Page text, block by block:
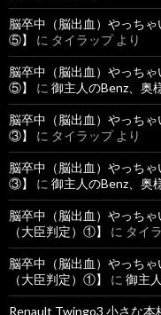
脳卒中（脳出血）やっち
⑤】
に タイラップより
脳卒中（脳出血）やっち
⑤】
に 御主人のBenz、奥
脳卒中（脳出血）やっち
③】
に タイラップより
脳卒中（脳出血）やっち
③】
に 御主人のBenz、奥
脳卒中（脳出血）やっち
（大臣判定）①】
に タイ
脳卒中（脳出血）やっち
（大臣判定）①】
に 御主
Renault Twingo3 小さな本